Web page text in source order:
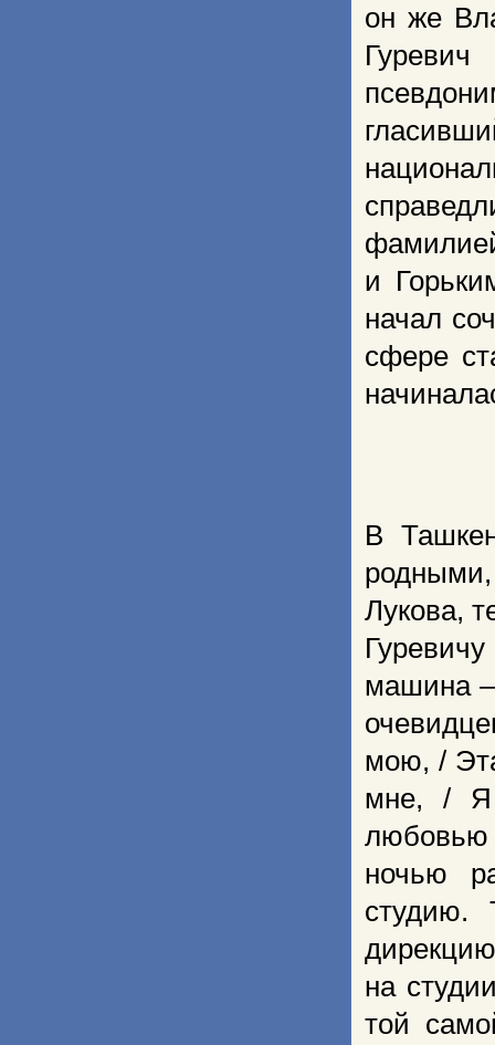
он же
и
начал
сфере
В
Лукова,
машина –
мою, /
мне, / Я
ночью
студию.
на
той